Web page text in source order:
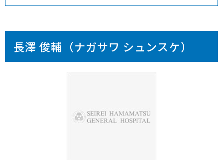
長澤 俊輔（ナガサワ シュンスケ）